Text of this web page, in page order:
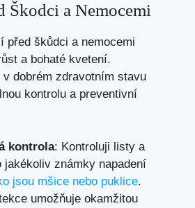
Škodci a Nemocemi
před škůdci a nemocemi
a bohaté kvetení.
dobrém zdravotním stavu
kontrolu a preventivní
kontrola: Kontroluji listy a
jakékoliv známky napadení
jsou mšice nebo puklice.
umožňuje okamžitou